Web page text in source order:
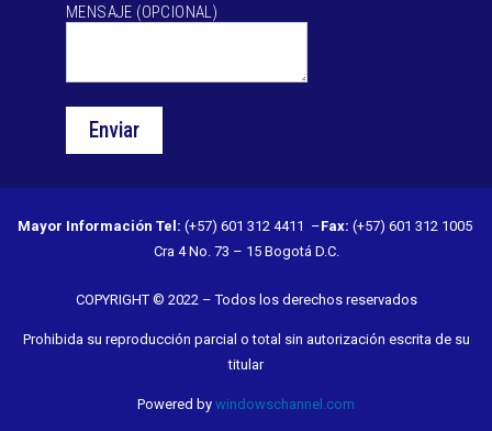
MENSAJE (OPCIONAL)
Mayor Información Tel: (+57) 601 312 4411 –Fax: (+57) 601 312 1005
Cra 4 No. 73 – 15 Bogotá D.C.
COPYRIGHT © 2022 – Todos los derechos reservados
Prohibida su reproducción parcial o total sin autorización escrita de su
titular
Powered by windowschannel.com